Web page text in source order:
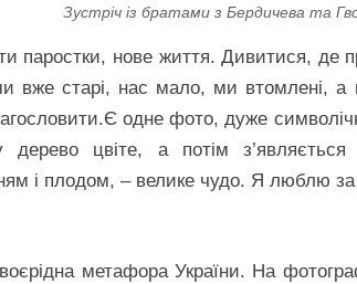
Зустріч із братами з Бердичева та
паростки, нове життя. Дивитися, де
вже старі, нас мало, ми втомлені, а
одне фото, дуже
дерево цвіте, а потім
і плодом, – велике чудо. Я люблю за
метафора України. На